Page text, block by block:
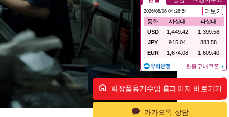
화장품용기수입 홈페이지 바로가기
카카오톡 상담